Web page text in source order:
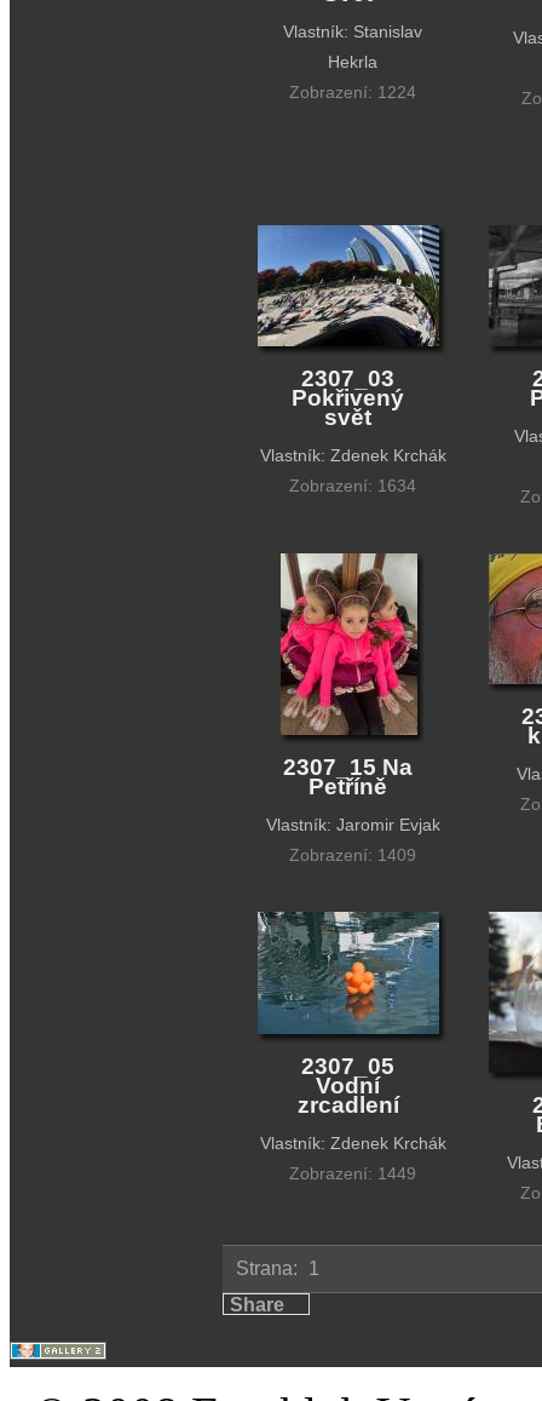
Vlastník: Stanislav
Hekrla
Zobrazení: 1224
2307_03
Pokřivený
svět
Vlastník: Zdenek Krchák
Zobrazení: 1634
2307_15 Na
Petříně
Vlastník: Jaromir Evjak
Zobrazení: 1409
2307_05
Vodní
zrcadlení
Vlastník: Zdenek Krchák
Zobrazení: 1449
Strana:
1
Share